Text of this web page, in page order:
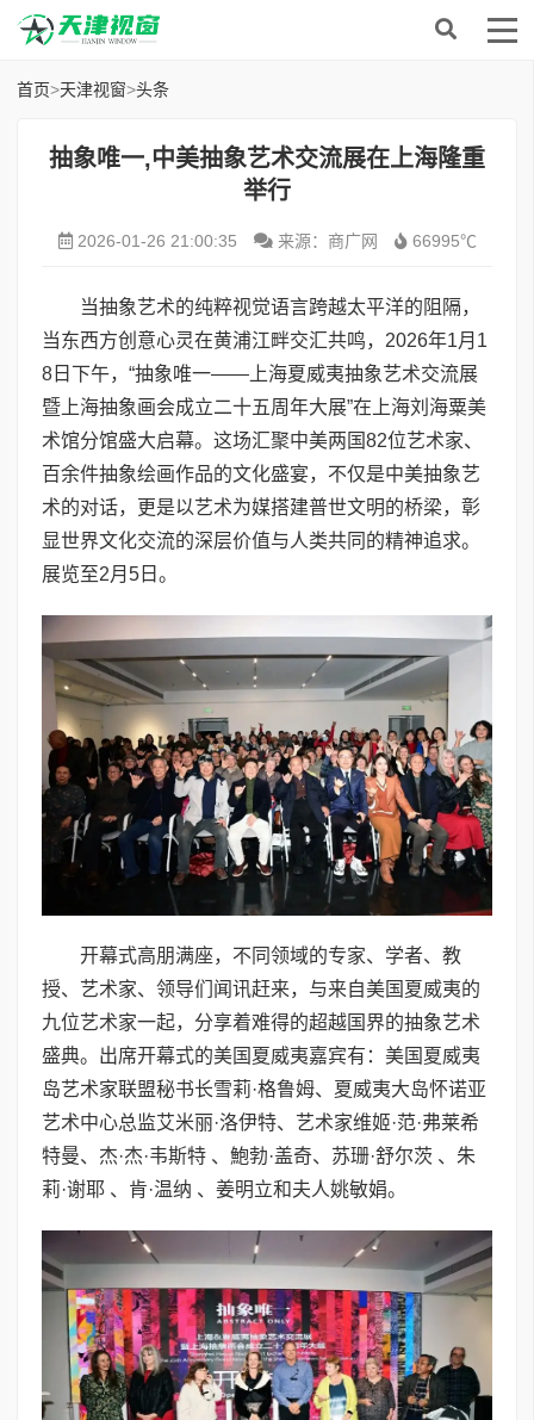
首页>天津视窗>头条
抽象唯一,中美抽象艺术交流展在上海隆重
举行
2026-01-26 21:00:35 来源：商广网 66995℃
当抽象艺术的纯粹视觉语言跨越太平洋的阻隔，
当东西方创意心灵在黄浦江畔交汇共鸣，2026年1月1
8日下午，“抽象唯一——上海夏威夷抽象艺术交流展
暨上海抽象画会成立二十五周年大展”在上海刘海粟美
术馆分馆盛大启幕。这场汇聚中美两国82位艺术家、
百余件抽象绘画作品的文化盛宴，不仅是中美抽象艺
术的对话，更是以艺术为媒搭建普世文明的桥梁，彰
显世界文化交流的深层价值与人类共同的精神追求。
展览至2月5日。
开幕式高朋满座，不同领域的专家、学者、教
授、艺术家、领导们闻讯赶来，与来自美国夏威夷的
九位艺术家一起，分享着难得的超越国界的抽象艺术
盛典。出席开幕式的美国夏威夷嘉宾有：美国夏威夷
岛艺术家联盟秘书长雪莉·格鲁姆、夏威夷大岛怀诺亚
艺术中心总监艾米丽·洛伊特、艺术家维姬·范·弗莱希
特曼、杰·杰·韦斯特 、鮑勃·盖奇、苏珊·舒尔茨 、朱
莉·谢耶 、肯·温纳 、姜明立和夫人姚敏娟。